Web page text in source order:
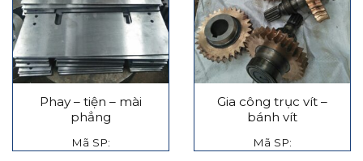
Phay – tiện – mài
phẳng
Mã SP:
Gia công trục vít –
bánh vít
Mã SP: